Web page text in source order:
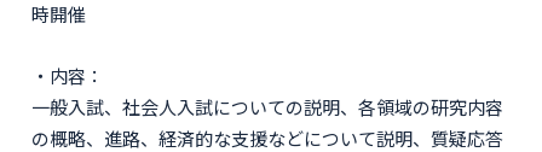
時開催
・内容：
一般入試、社会人入試についての説明、各領域の研究内容
の概略、進路、経済的な支援などについて説明、質疑応答